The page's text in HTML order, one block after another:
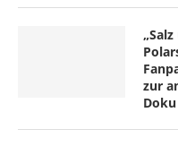
zur
Doku